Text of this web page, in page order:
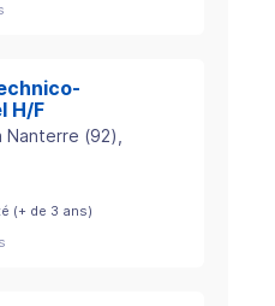
H/F
Nanterre (92)
(+ de 3 ans)